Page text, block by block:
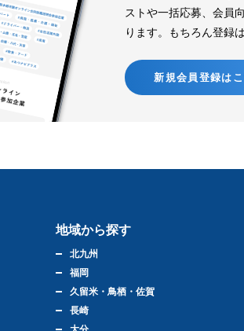
ストや一括応募、会員
ります。もちろん登録
新規会員登録は
地域から探す
北九州
福岡
久留米・鳥栖・佐賀
長崎